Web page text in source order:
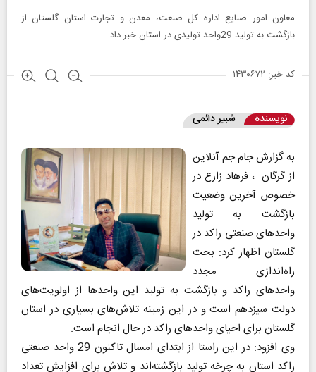
معاون امور صنایع اداره کل صنعت، معدن و تجارت استان گلستان از
بازگشت به تولید 29واحد تولیدی در استان خبر داد
کد خبر: ۱۴۳۰۶۷۲
نویسنده شبیر دائمی
به گزارش جام جم آنلاین
از گرگان ، فرهاد زارع در
خصوص آخرین وضعیت
بازگشت به تولید
واحدهای صنعتی راکد در
گلستان اظهار کرد: بحث
راه‌اندازی مجدد
واحدهای راکد و بازگشت به تولید این واحدها از اولویت‌های
دولت سیزدهم است و در این زمینه تلاش‌های بسیاری در استان
گلستان برای احیای واحدهای راکد در حال انجام است.
وی افزود: در این راستا از ابتدای امسال تاکنون 29 واحد صنعتی
راکد استان به چرخه تولید بازگشته‌اند و تلاش برای افزایش تعداد